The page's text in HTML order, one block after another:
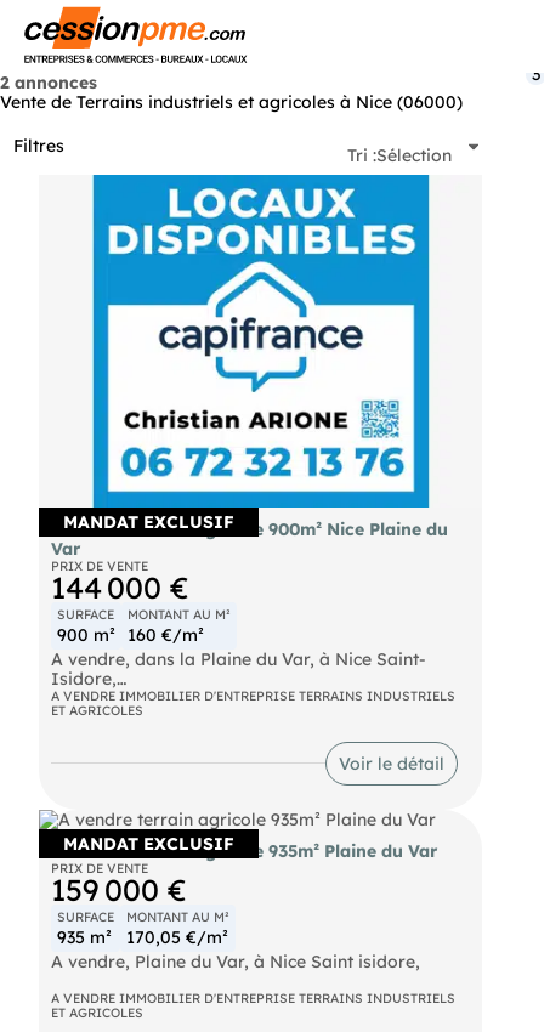
2 annonces
Vente de Terrains industriels et agricoles à Nice (06000)
Filtres
3
Tri :Sélection
MANDAT EXCLUSIF
A vendre terrain agricole 900m² Nice Plaine du
Var
PRIX DE VENTE
144 000 €
SURFACE
900 m²
MONTANT AU M²
160 €/m²
A vendre, dans la Plaine du Var, à Nice Saint-
Isidore,
Terrain agricole plat d'environ 900 m²,
charge du vendeur.
Les informations sur les risques auxquels ce bien
est exposé sont disponibles sur le site Géorisques :
georisques. gouv. fr.
(RSAC N°524 641 636 - Greffe de NICE)
A VENDRE IMMOBILIER D'ENTREPRISE TERRAINS INDUSTRIELS
ET AGRICOLES
Voir le détail
MANDAT EXCLUSIF
A vendre terrain agricole 935m² Plaine du Var
PRIX DE VENTE
159 000 €
SURFACE
935 m²
MONTANT AU M²
170,05 €/m²
A vendre, Plaine du Var, à Nice Saint isidore,
Terrain agricole plat de 935 m².
Les honoraires sont à la charge du vendeur.
A VENDRE IMMOBILIER D'ENTREPRISE TERRAINS INDUSTRIELS
ET AGRICOLES